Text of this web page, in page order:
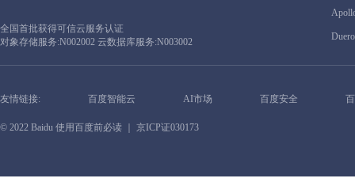
全国首批获得可信云服务认证
对象存储服务:N002002 云数据库服务:N003002
友情链接: 百度智能云 AI市场 百度安全
© 2022 Baidu 使用百度前必读 ｜ 京ICP证030173